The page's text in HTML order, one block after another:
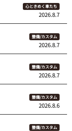
心ときめく車たち
2026.8.7
整備/カスタム
2026.8.7
整備/カスタム
2026.8.7
整備/カスタム
2026.8.6
整備/カスタム